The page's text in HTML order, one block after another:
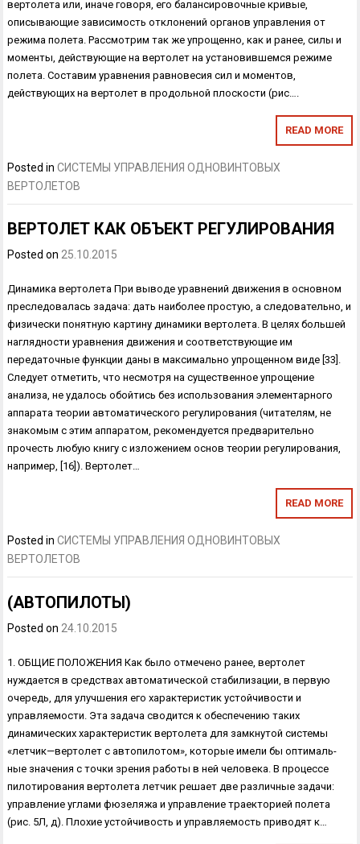
вертолета или, иначе говоря, его балансировочные кривые,
описывающие зависимость отклонений орга­нов управления от
режима полета. Рассмотрим так же упрощенно, как и ранее, силы и
моменты, дей­ствующие на вертолет на установившемся режиме
полета. Составим уравнения равновесия сил и моментов,
действующих на вертолет в продольной плоскости (рис….
READ MORE
Posted inСИСТЕМЫ УПРАВЛЕНИЯ ОДНОВИНТОВЫХ
ВЕРТОЛЕТОВ
ВЕРТОЛЕТ КАК ОБЪЕКТ РЕГУЛИРОВАНИЯ
Posted on25.10.2015
Динамика вертолета При выводе уравнений движения в основном
преследовалась за­дача: дать наиболее простую, а следовательно, и
физически понятную картину динамики вертолета. В целях большей
наглядности уравнения движения и соответствующие им
передаточные функции даны в макси­мально упрощенном виде [33].
Следует отметить, что несмотря на суще­ственное упрощение
анализа, не удалось обойтись без использования элементарного
аппарата теории автоматического регулирования (чита­телям, не
знакомым с этим аппаратом, рекомендуется предварительно
прочесть любую книгу с изложением основ теории регулирования,
на­пример, [16]). Вертолет…
READ MORE
Posted inСИСТЕМЫ УПРАВЛЕНИЯ ОДНОВИНТОВЫХ
ВЕРТОЛЕТОВ
(АВТОПИЛОТЫ)
Posted on 24.10.2015
1. ОБЩИЕ ПОЛОЖЕНИЯ Как было отмечено ранее, вертолет
нуждается в средствах автома­тической стабилизации, в первую
очередь, для улучшения его характе­ристик устойчивости и
управляемости. Эта задача сводится к обеспече­нию таких
динамических характеристик вертолета для замкнутой си­стемы
«летчик—вертолет с автопилотом», которые имели бы оптималь­
ные значения с точки зрения работы в ней человека. В процессе
пилотирования вертолета летчик решает две различные задачи:
управление углами фюзеляжа и управление траекторией полета
(рис. 5Л, д). Плохие устойчивость и управляемость приводят к…